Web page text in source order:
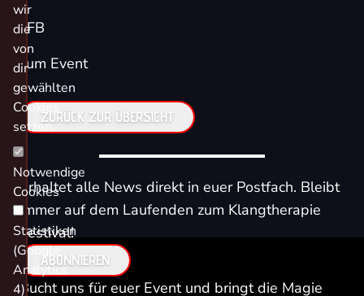
//FB
zum Event
ZURÜCK ZUR ÜBERSICHT
Erhaltet alle News direkt in euer Postfach. Bleibt
immer auf dem Laufenden zum Klangtherapie
Festival!
ABONNIEREN
Bucht uns für euer Event und bringt die Magie
wir
die
von
dir
gewählten
Cookies
setzen.
Notwendige
Cookies
Statistiken
(Google
Analytics
4)